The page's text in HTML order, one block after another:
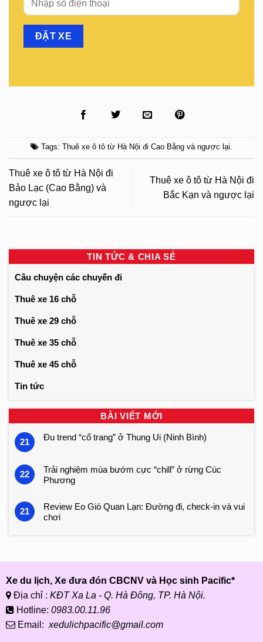
Tags: Thuê xe ô tô từ Hà Nội đi Cao Bằng và ngược lại.
Thuê xe ô tô từ Hà Nội đi
Bảo Lạc (Cao Bằng) và
ngược lại
Thuê xe ô tô từ Hà Nội đi
Bắc Kạn và ngược lại
TIN TỨC & CHIA SẺ
Câu chuyện các chuyến đi
Thuê xe 16 chỗ
Thuê xe 29 chỗ
Thuê xe 35 chỗ
Thuê xe 45 chỗ
Tin tức
BÀI VIẾT MỚI
21 Đu trend “cổ trang” ở Thung Ui (Ninh Bình)
22
Trải nghiệm mùa bướm cực “chill” ở rừng Cúc
Phương
21
Review Eo Gió Quan Lạn: Đường đi, check-in và vui
chơi
Xe du lịch, Xe đưa đón CBCNV và Học sinh Pacific*
Địa chỉ : KĐT Xa La - Q. Hà Đông, TP. Hà Nội.
Hotline: 0983.00.11.96
Email: xedulichpacific@gmail.com